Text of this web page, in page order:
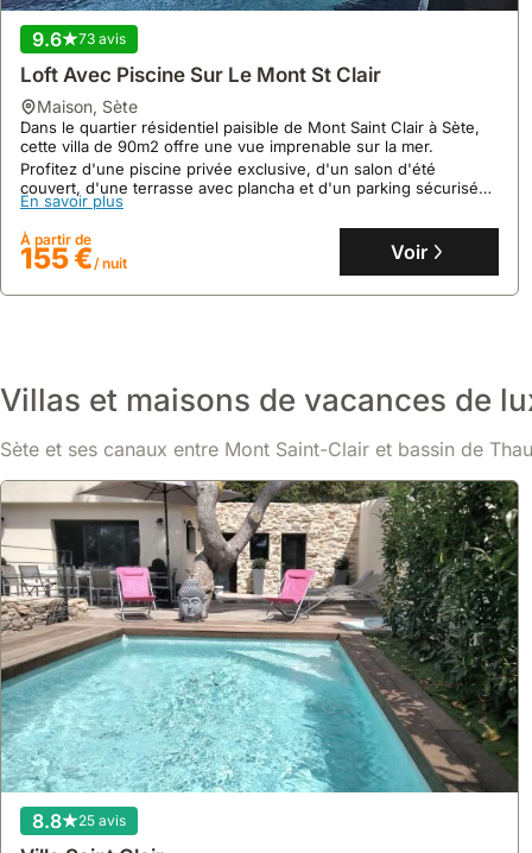
8.0 1 avis
Maison 3 Chambres Mont Saint Clair
maison,Sète
de bain.
À partir de
270 € Voir
9.6 73 avis
Loft Avec Piscine Sur Le Mont St Clair
maison, Sète
Dans le quartier résidentiel paisible de Mont Saint Clair à Sète,
cette villa de 90m2 offre une vue imprenable sur la mer.
Profitez d'une piscine privée exclusive, d'un salon d'été
couvert, d'une terrasse avec plancha et d'un parking sécurisé
pour un séjour confortable.
En savoir plus
À partir de
155 €/ nuit Voir
Villas et maisons de vacances de
Sète et ses canaux entre Mont Saint-Clair et bassin de
8.8 25 avis